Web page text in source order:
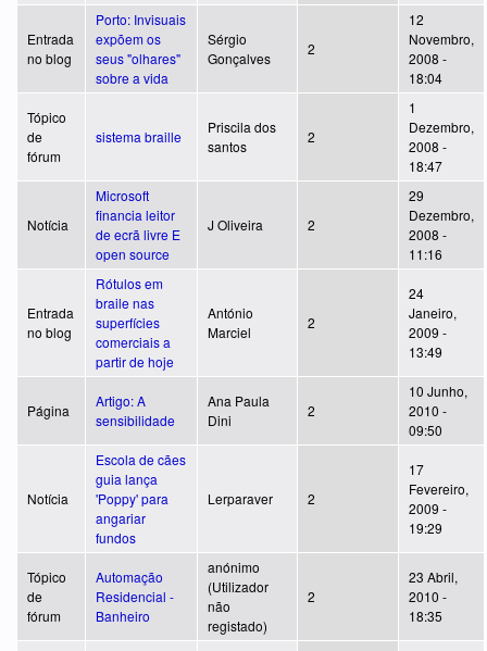
Entrada
no blog
Porto: Invisuais
expõem os
seus "olhares"
sobre a vida
Sérgio
Gonçalves
2
12
Novembro,
2008 -
18:04
Tópico
de
fórum
sistema braille
Priscila dos
santos
2
1
Dezembro,
2008 -
18:47
Notícia
Microsoft
financia leitor
de ecrã livre E
open source
J Oliveira 2
29
Dezembro,
2008 -
11:16
Entrada
no blog
Rótulos em
braile nas
superfícies
comerciais a
partir de hoje
António
Marciel
2
24
Janeiro,
2009 -
13:49
Página
Artigo: A
sensibilidade
Ana Paula
Dini
2
10 Junho,
2010 -
09:50
Notícia
Escola de cães
guia lança
'Poppy' para
angariar
fundos
Lerparaver 2
17
Fevereiro,
2009 -
19:29
Tópico
de
fórum
Automação
Residencial -
Banheiro
anónimo
(Utilizador
não
registado)
2
23 Abril,
2010 -
18:35